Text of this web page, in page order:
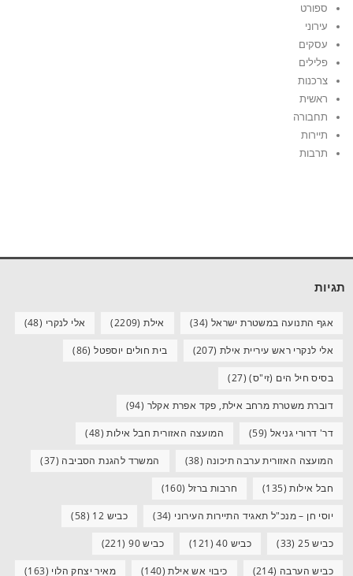
ספורט
עירוני
עסקים
פלילים
צרכנות
ראשית
תחבורה
תיירות
תרבות
תגיות
אגף התנועה במשטרת ישראל (34) אילת(2209) אלי לנקרי (48)
אלי לנקרי ראש עיריית אילת (207) בית חולים יוספטל(86)
בסיס חיל הים (זי"ס)(27)
דוברת משטרת מרחב אילת, פקד אפרת אקלר (94)
דר' דרורי גניאל (59) המועצה האזורית חבל אילות(48)
המועצה האזורית ערבה תיכונה (38) המשרד להגנת הסביבה (37)
חבל אילות(135) חרבות ברזל (160)
יוסי חן – מנכ"ל תאגיד התיירות העירוני (34) כביש 12 (58)
כביש 25 (33) כביש 40 (121) כביש 90 (221)
כביש הערבה (214) כיבוי אש אילת(140) מאיר יצחק הלוי (163)